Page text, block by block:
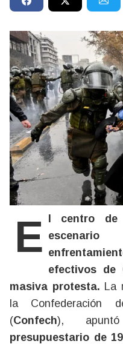
El centro de Santiago de Chile fue
efectivos de
masiva protesta. La
la Confederación
(Confech),
presupuestario de